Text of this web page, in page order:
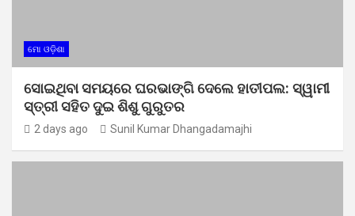
ମୋ ଓଡ଼ିଶା
ସୋଇଥିବା ସମୟରେ ଘରଭାଙ୍ଗି ଦେଲେ ହାତୀପଲ: ସ୍ୱାମୀ
ସ୍ତ୍ରୀ ସହିତ ଦୁଇ ଶିଶୁ ଗୁରୁତର
2 days ago Sunil Kumar Dhangadamajhi